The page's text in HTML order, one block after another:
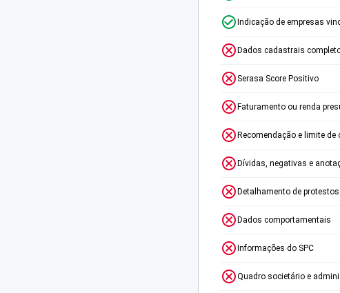
Indicação de empresas
Dados cadastrais
Serasa Score Positivo
Faturamento ou renda
Recomendação e limite de
Dívidas, negativas e
Detalhamento de protestos
Dados comportamentais
Informações do SPC
Quadro societário e